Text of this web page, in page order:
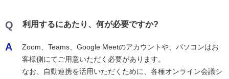
Q 利用するにあたり、何が必要ですか?
A
Zoom、Teams、Google Meetのアカウントや、パソコンはお
客様側にてご用意いただく必要があります。
なお、自動連携を活用いただくために、各種オンライン会議シ